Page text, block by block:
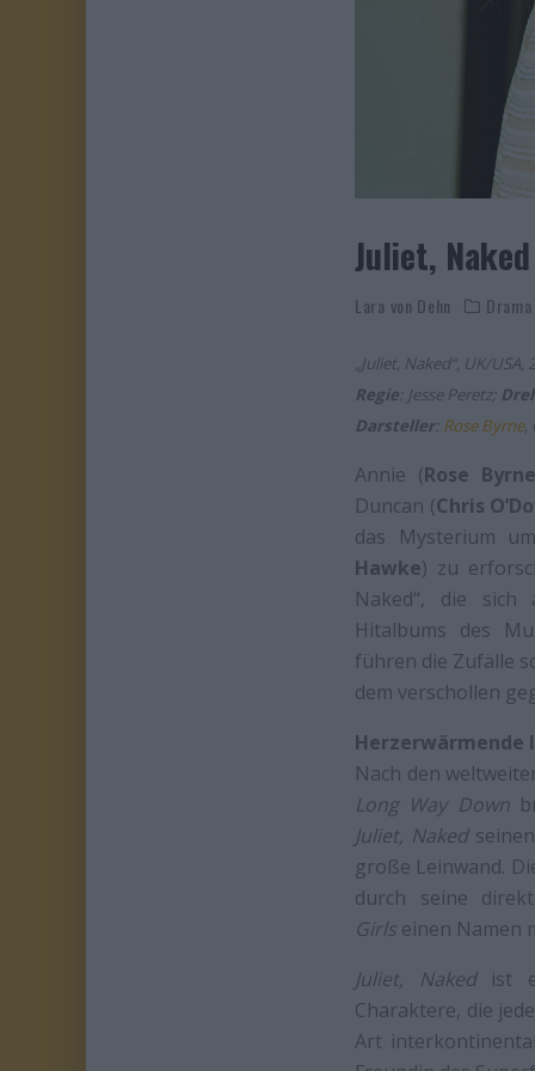
Juliet, Naked
Lara von Dehn Drama
„Juliet, Naked“, UK/USA,
Regie: Jesse Peretz;
Darsteller: Rose Byrne,
Annie (Rose Byrne
Duncan (Chris
das Mysterium
Hawke) zu
Naked“, die sich
Hitalbums des
führen die Zufälle
dem verschollen
Herzerwärmende
Nach den
Long Way Down
Juliet, Nakedseinen
große Leinwand.
durch seine
Girls einen Namen
Juliet, Nakedist
Charaktere, die
Art